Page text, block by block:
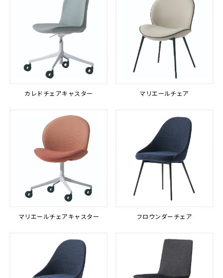
カレドチェアキャスター マリエールチェア
マリエールチェアキャスター フロウンダーチェア